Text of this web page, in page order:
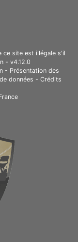
site est illégale s'il
- v4.12.0
- Présentation des
données - Crédits